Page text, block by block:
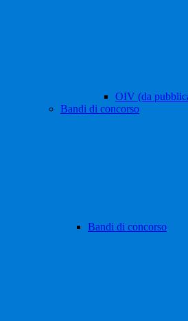
OIV (da
Bandi di concorso
Bandi di concorso